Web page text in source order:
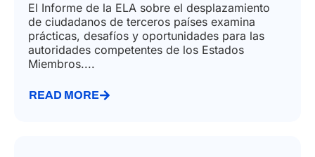
El Informe de la ELA sobre el desplazamiento
de ciudadanos de terceros países examina
prácticas, desafíos y oportunidades para las
autoridades competentes de los Estados
Miembros....
READ MORE